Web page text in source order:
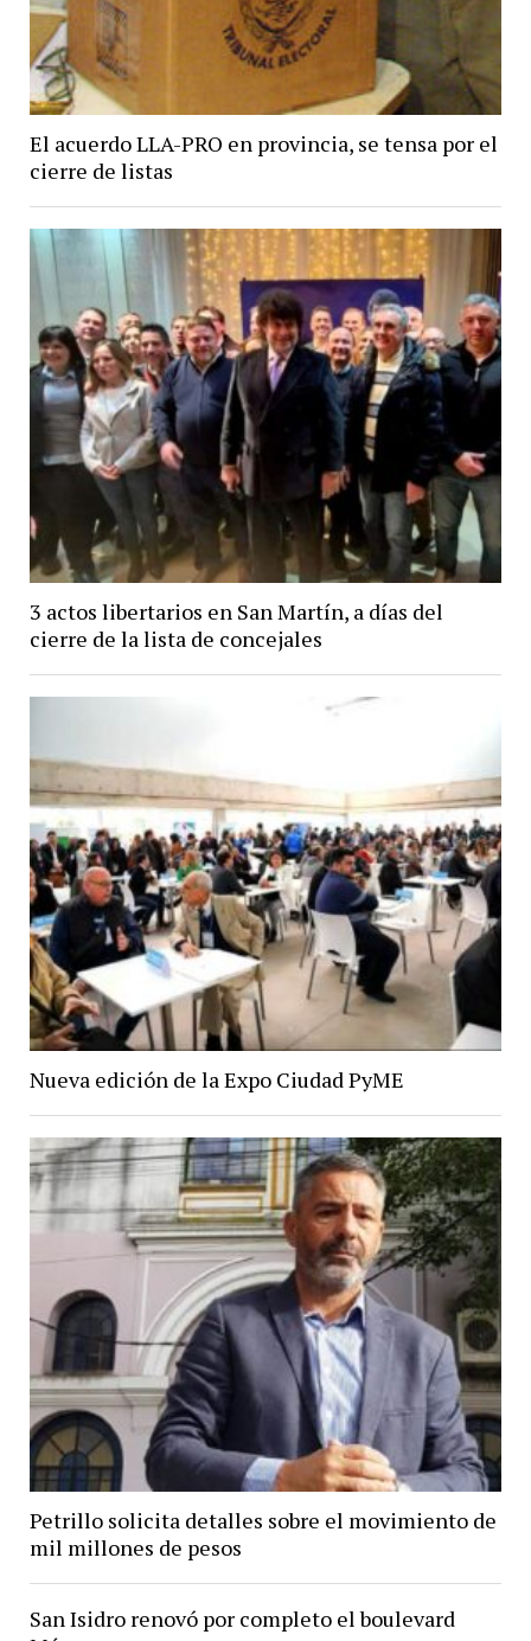
El acuerdo LLA-PRO en provincia, se tensa por el
cierre de listas
3 actos libertarios en San Martín, a días del
cierre de la lista de concejales
Nueva edición de la Expo Ciudad PyME
Petrillo solicita detalles sobre el movimiento de
mil millones de pesos
San Isidro renovó por completo el boulevard